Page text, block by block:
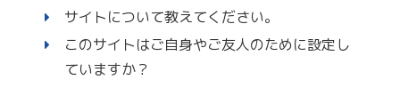
サイトについて教えてください。
このサイトはご自身やご友人のために設定し
ていますか？